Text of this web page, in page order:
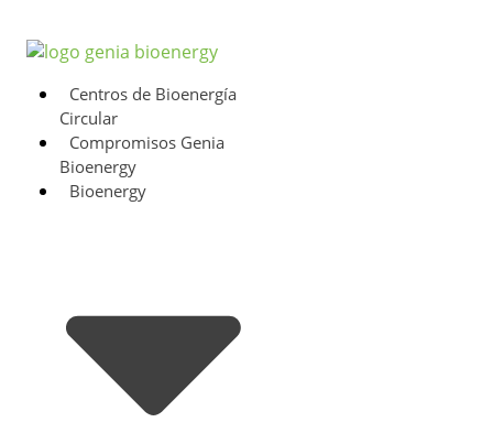
Centros de Bioenergía
Circular
Compromisos Genia
Bioenergy
Bioenergy